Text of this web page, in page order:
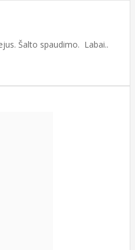
Šalto spaudimo. Labai..